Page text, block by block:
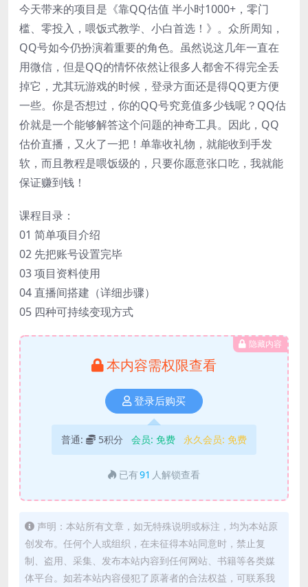
今天带来的项目是《靠QQ估值 半小时1000+，零门
槛、零投入，喂饭式教学、小白首选！》。众所周知，
QQ号如今仍扮演着重要的角色。虽然说这几年一直在
用微信，但是QQ的情怀依然让很多人都舍不得完全丢
掉它，尤其玩游戏的时候，登录方面还是得QQ更方便
一些。你是否想过，你的QQ号究竟值多少钱呢？QQ估
价就是一个能够解答这个问题的神奇工具。因此，QQ
估价直播，又火了一把！单靠收礼物，就能收到手发
软，而且教程是喂饭级的，只要你愿意张口吃，我就能
保证赚到钱！
课程目录：
01 简单项目介绍
02 先把账号设置完毕
03 项目资料使用
04 直播间搭建（详细步骤）
05 四种可持续变现方式
隐藏内容
本内容需权限查看
登录后购买
普通: 5积分 会员: 免费 永久会员: 免费
已有91 人解锁查看
声明：本站所有文章，如无特殊说明或标注，均为本站原
创发布。任何个人或组织，在未征得本站同意时，禁止复
制、盗用、采集、发布本站内容到任何网站、书籍等各类媒
体平台。如若本站内容侵犯了原著者的合法权益，可联系我